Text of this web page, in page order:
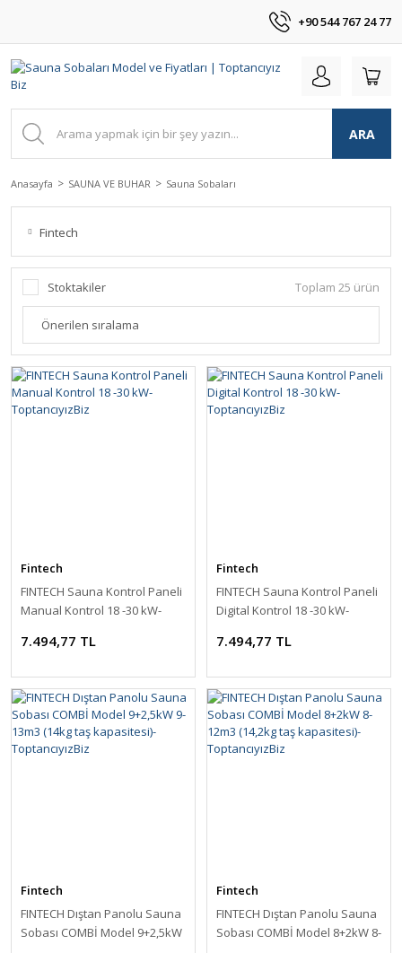
+90 544 767 24 77
ARA
Anasayfa SAUNA VE BUHAR Sauna Sobaları
Fintech
Stoktakiler Toplam 25 ürün
Fintech
FINTECH Sauna Kontrol Paneli
Manual Kontrol 18 -30 kW-
7.494,77 TL
Fintech
FINTECH Sauna Kontrol Paneli
Digital Kontrol 18 -30 kW-
7.494,77 TL
Fintech
FINTECH Dıştan Panolu Sauna
Sobası COMBİ Model 9+2,5kW
Fintech
FINTECH Dıştan Panolu Sauna
Sobası COMBİ Model 8+2kW 8-